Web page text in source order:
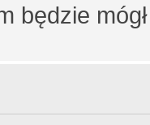
będzie